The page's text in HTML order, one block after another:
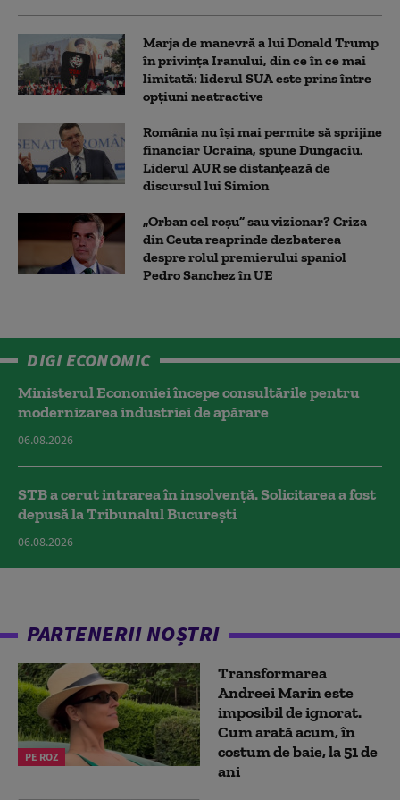
Marja de manevră a lui Donald Trump
în privința Iranului, din ce în ce mai
limitată: liderul SUA este prins între
opțiuni neatractive
România nu își mai permite să sprijine
financiar Ucraina, spune Dungaciu.
Liderul AUR se distanțează de
discursul lui Simion
„Orban cel roșu” sau vizionar? Criza
din Ceuta reaprinde dezbaterea
despre rolul premierului spaniol
Pedro Sanchez în UE
DIGI ECONOMIC
Ministerul Economiei începe consultările pentru
modernizarea industriei de apărare
06.08.2026
STB a cerut intrarea în insolvență. Solicitarea a fost
depusă la Tribunalul București
06.08.2026
PARTENERII NOȘTRI
PE ROZ
Transformarea
Andreei Marin este
imposibil de ignorat.
Cum arată acum, în
costum de baie, la 51 de
ani